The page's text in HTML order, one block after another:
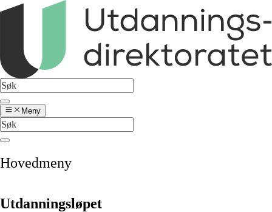
Meny
Hovedmeny
Utdanningsløpet